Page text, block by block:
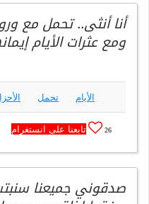
أنا أنثى.. تحمل مع
ومع عثرات الأيام
الأيام تحمل
26 تابعنا على انستغرام
صدقوني جميعنا